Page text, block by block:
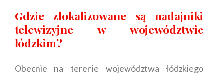
Gdzie zlokalizowane są nadajniki
telewizyjne w województwie
łódzkim?
Obecnie na terenie województwa łódzkiego